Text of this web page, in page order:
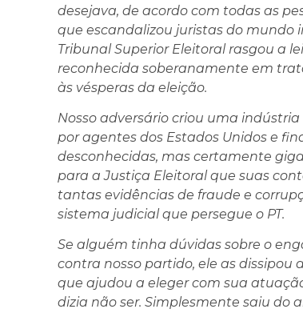
desejava, de acordo com todas as
que escandalizou juristas do mundo
Tribunal Superior Eleitoral rasgou a
reconhecida soberanamente em
às vésperas da eleição.
Nosso adversário criou uma
por agentes dos Estados Unidos e
desconhecidas, mas certamente
para a Justiça Eleitoral que suas
tantas evidências de fraude e
sistema judicial que persegue o PT.
Se alguém tinha dúvidas sobre o
contra nosso partido, ele as dissipou
que ajudou a eleger com sua
dizia não ser. Simplesmente saiu do